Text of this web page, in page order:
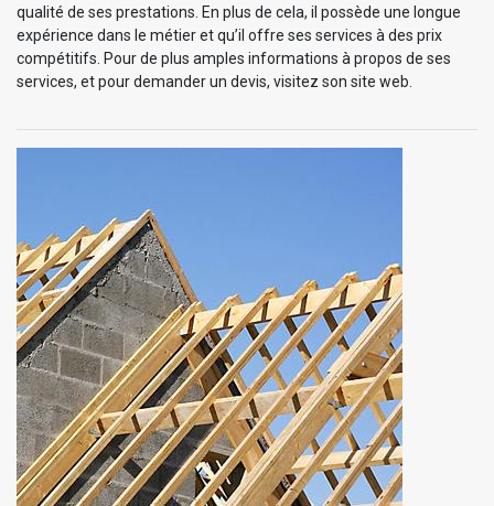
qualité de ses prestations. En plus de cela, il possède une longue
expérience dans le métier et qu’il offre ses services à des prix
compétitifs. Pour de plus amples informations à propos de ses
services, et pour demander un devis, visitez son site web.